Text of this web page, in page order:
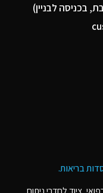
בריאות​.